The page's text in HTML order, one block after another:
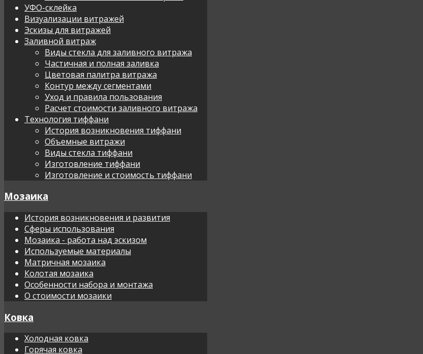
УФО-склейка
Визуализации витражей
Эскизы для витражей
Заливной витраж
Виды стекла для заливного витража
Частичная и полная заливка
Цветовая палитра витража
Контур между сегментами
Уход и правила пользования
Расчет стоимости заливного витража
Технология тиффани
История возникновения тиффани
Объемные витражи
Виды стекла тиффани
Изготовление тиффани
Изготовление и стоимость тиффани
Мозаика
История возникновения и развития
Сферы использования
Мозаика - работа над эскизом
Используемые материалы
Матричная мозаика
Колотая мозаика
Особенности набора и монтажа
О стоимости мозаики
Ковка
Холодная ковка
Горячая ковка